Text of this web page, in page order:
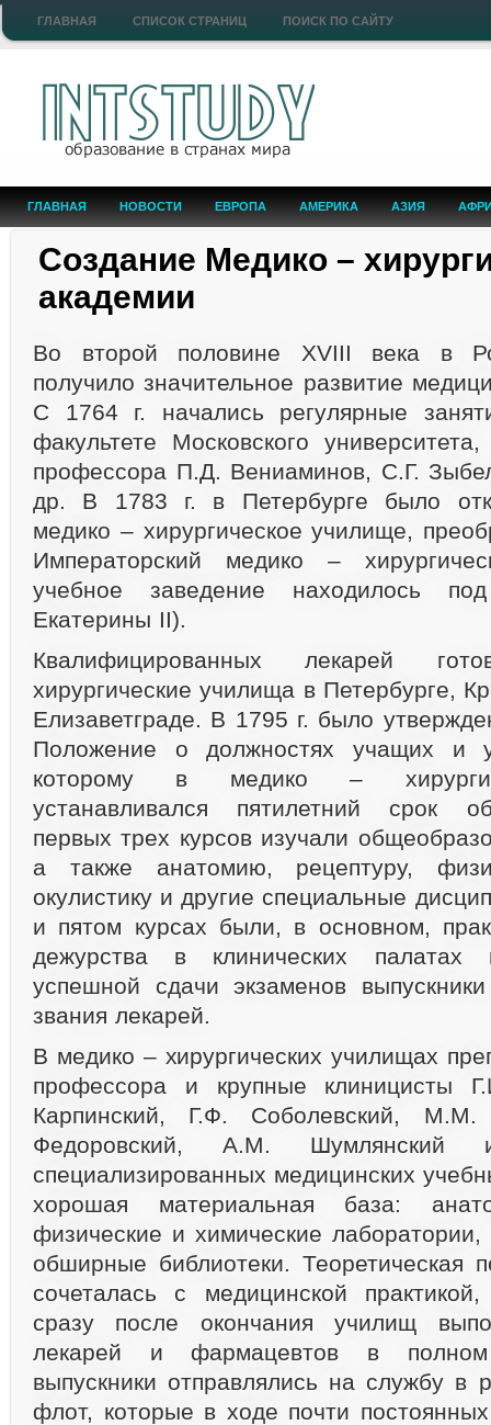
ГЛАВНАЯ СПИСОК СТРАНИЦ ПОИСК ПО САЙТУ
ГЛАВНАЯ НОВОСТИ ЕВРОПА АМЕРИКА АЗИЯ
Создание Медико –
академии
Во второй половине XVIII века в
получило значительное развитие
С 1764 г. начались регулярные
факультете Московского
профессора П.Д. Вениаминов, С.Г.
др. В 1783 г. в Петербурге было
медико – хирургическое училище,
Императорский медико –
учебное заведение находилось под
Екатерины II).
Квалифицированных лекарей
хирургические училища в Петербурге,
Елизаветграде. В 1795 г. было
Положение о должностях учащих и
которому в медико –
устанавливался пятилетний срок
первых трех курсов изучали
а также анатомию, рецептуру,
окулистику и другие специальные
и пятом курсах были, в основном,
дежурства в клинических палатах
успешной сдачи экзаменов
звания лекарей.
В медико – хирургических училищах
профессора и крупные клиницисты
Карпинский, Г.Ф. Соболевский, М.М.
Федоровский, А.М.
специализированных медицинских
хорошая материальная база:
физические и химические
обширные библиотеки. Теоретическая
сочеталась с медицинской
сразу после окончания училищ
лекарей и фармацевтов в
выпускники отправлялись на службу
флот, которые в ходе почти